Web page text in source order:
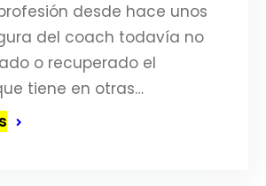
desde hace unos
del coach todavía no
o recuperado el
tiene en otras…